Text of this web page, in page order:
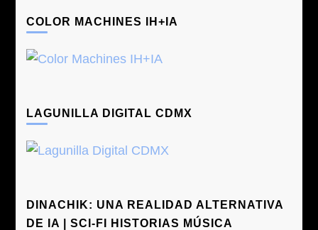
entradas
COLOR MACHINES IH+IA
LAGUNILLA DIGITAL CDMX
DINACHIK: UNA REALIDAD ALTERNATIVA
DE IA | SCI-FI HISTORIAS MÚSICA